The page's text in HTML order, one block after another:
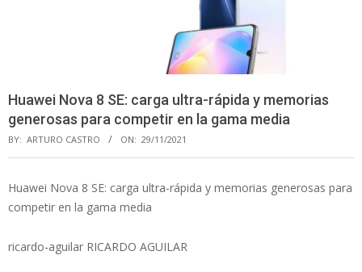
Huawei Nova 8 SE: carga ultra-rápida y memorias
generosas para competir en la gama media
BY: ARTURO CASTRO ON: 29/11/2021
Huawei Nova 8 SE: carga ultra-rápida y memorias generosas para
competir en la gama media
ricardo-aguilar RICARDO AGUILAR